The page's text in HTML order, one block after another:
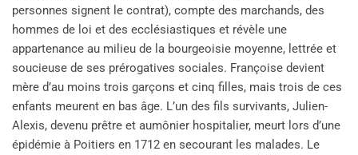
personnes signent le contrat), compte des marchands, des
hommes de loi et des ecclésiastiques et révèle une
appartenance au milieu de la bourgeoisie moyenne, lettrée et
soucieuse de ses prérogatives sociales. Françoise devient
mère d’au moins trois garçons et cinq filles, mais trois de ces
enfants meurent en bas âge. L’un des fils survivants, Julien-
Alexis, devenu prêtre et aumônier hospitalier, meurt lors d’une
épidémie à Poitiers en 1712 en secourant les malades. Le